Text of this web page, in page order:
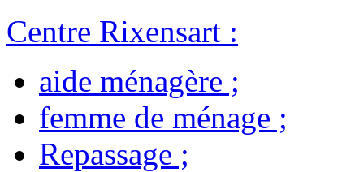
Centre Rixensart :
aide ménagère ;
femme de ménage ;
Repassage ;